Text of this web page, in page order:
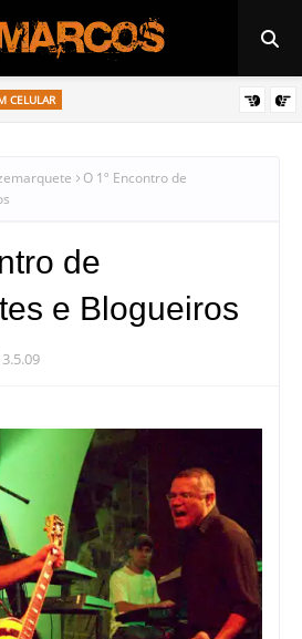
CELULAR
O 1º Encontro de
de
e Blogueiros
3.5.09